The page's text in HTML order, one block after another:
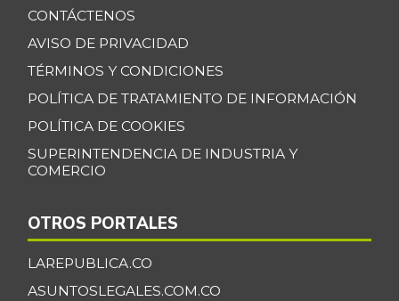
CONTÁCTENOS
AVISO DE PRIVACIDAD
TÉRMINOS Y CONDICIONES
POLÍTICA DE TRATAMIENTO DE INFORMACIÓN
POLÍTICA DE COOKIES
SUPERINTENDENCIA DE INDUSTRIA Y
COMERCIO
OTROS PORTALES
LAREPUBLICA.CO
ASUNTOSLEGALES.COM.CO